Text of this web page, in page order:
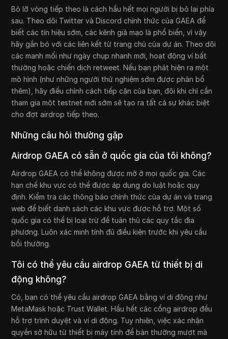
Bỏ lỡ vòng tiếp theo là cách hầu hết mọi người bị bỏ lại phía
sau. Theo dõi Twitter và Discord chính thức của GAEA để
biết các tín hiệu sớm, các kênh giả mạo là phổ biến, vì vậy
hãy gắn bó với các liên kết từ trang chủ của dự án. Theo dõi
các manh mối như ngày chụp nhanh mới, hoạt động ví bất
thường hoặc chiến dịch retweet. Nếu bạn phát hiện ra một
mô hình (như những người thử nghiệm sớm được phân bổ
thêm), hãy điều chỉnh cách tiếp cận của bạn, đôi khi chỉ cần
tham gia một testnet mới sớm sẽ tạo ra tất cả sự khác biệt
cho đợt airdrop tiếp theo.
Những câu hỏi thường gặp
Airdrop GAEA có sẵn ở quốc gia của tôi không?
Airdrop GAEA có thể không được mở ở mọi quốc gia. Các
hạn chế khu vực có thể được áp dụng do luật hoặc quy
định. Kiểm tra các thông báo chính thức của dự án và trang
web để biết danh sách các khu vực được hỗ trợ. Một số
quốc gia có thể bị loại trừ để tuân thủ các quy tắc địa
phương. Luôn xác minh tính đủ điều kiện trước khi yêu cầu
bồi thường.
Tôi có thể yêu cầu airdrop GAEA từ thiết bị di
động không?
Có, bạn có thể yêu cầu airdrop GAEA bằng ví di động như
MetaMask hoặc Trust Wallet. Hầu hết các cổng airdrop đều
hỗ trợ trình duyệt và ví di động. Tuy nhiên, việc xác nhận
quyền sở hữu từ thiết bị máy tính để bàn thường mượt mà